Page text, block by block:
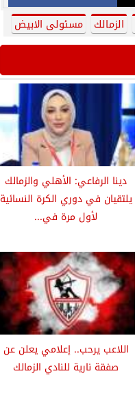
الزمالك مسئولى الابيض
دينا الرفاعي: الأهلي والزمالك
يلتقيان في دوري الكرة النسائية
لأول مرة في...
اللاعب يرحب.. إعلامي يعلن عن
صفقة نارية للنادي الزمالك